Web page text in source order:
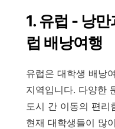
1. 유럽 - 낭
럽 배낭여행
유럽은 대학생 배낭
지역입니다. 다양한
도시 간 이동의 편
현재 대학생들이 많